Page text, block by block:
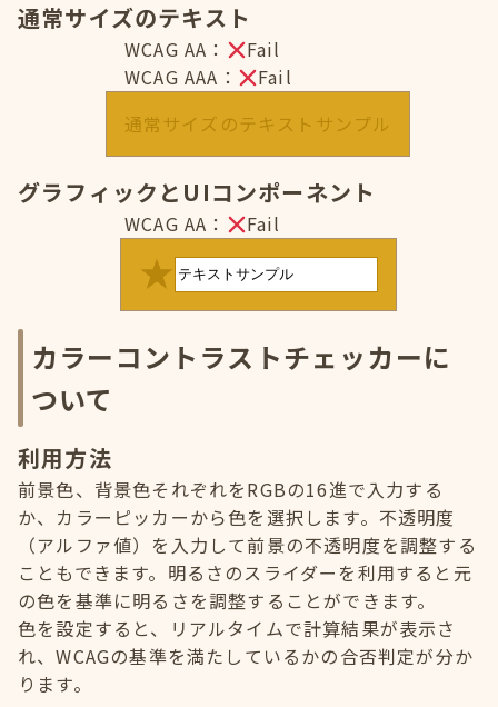
通常サイズのテキスト
WCAG AA：
Fail
WCAG AAA：
Fail
通常サイズのテキストサンプル
グラフィックとUIコンポーネント
WCAG AA： Fail
カラーコントラストチェッカーに
ついて
利用方法
前景色、背景色それぞれをRGBの16進で入力する
か、カラーピッカーから色を選択します。不透明度
（アルファ値）を入力して前景の不透明度を調整する
こともできます。明るさのスライダーを利用すると元
の色を基準に明るさを調整することができます。
色を設定すると、リアルタイムで計算結果が表示さ
れ、WCAGの基準を満たしているかの合否判定が分か
ります。